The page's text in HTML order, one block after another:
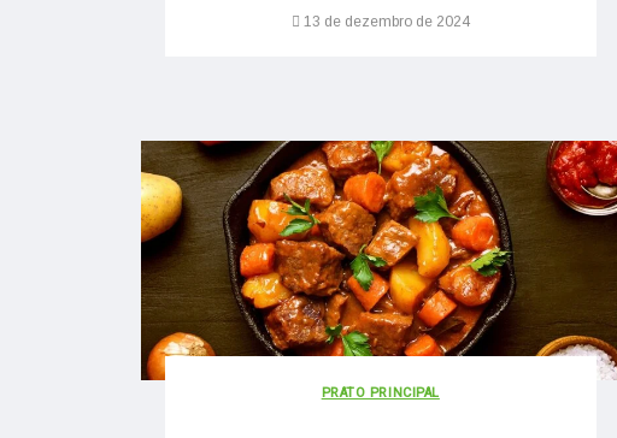
13 de dezembro de 2024
PRATO PRINCIPAL